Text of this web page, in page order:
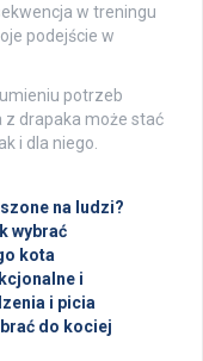
w treningu
podejście w
potrzeb
z drapaka może stać
i dla niego.
na ludzi?
wybrać
kota
i
i picia
do kociej